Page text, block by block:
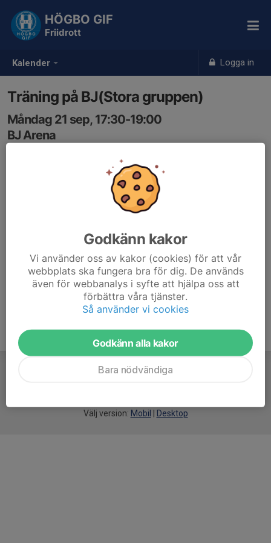
Kalender Logga in
HÖGBO GIF
Friidrott
Träning på BJ(Stora gruppen)
Måndag 21 sep, 17:30-19:00
BJ Arena
Välj version: Mobil Desktop
Godkänn kakor
Vi använder oss av kakor (cookies) för att vår
webbplats ska fungera bra för dig. De används
även för webbanalys i syfte att hjälpa oss att
förbättra våra tjänster.
Så använder vi cookies
Godkänn alla kakor
Bara nödvändiga